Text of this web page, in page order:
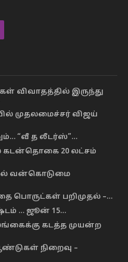
விவாதத்தில் இருந்து
முதலமைச்சர் விஜய்
“வீ த லீடர்ஸ்”…
கடன்தொகை 20 லட்சம்
வன்கொடுமை
பொருட்கள் பறிமுதல் –…
… ஜூன் 15…
கடத்த முயன்ற
நிறைவு –